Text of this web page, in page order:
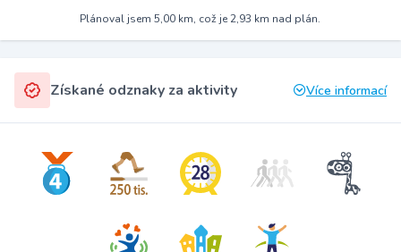
Plánoval jsem 5,00 km, což je 2,93 km nad plán.
Získané odznaky za aktivity Více informací